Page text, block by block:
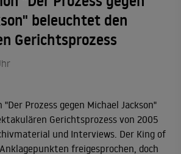
beleuchtet den
Gerichtsprozess
Prozess gegen Michael Jackson"
Gerichtsprozess von 2005
und Interviews. Der King of
freigesprochen, doch